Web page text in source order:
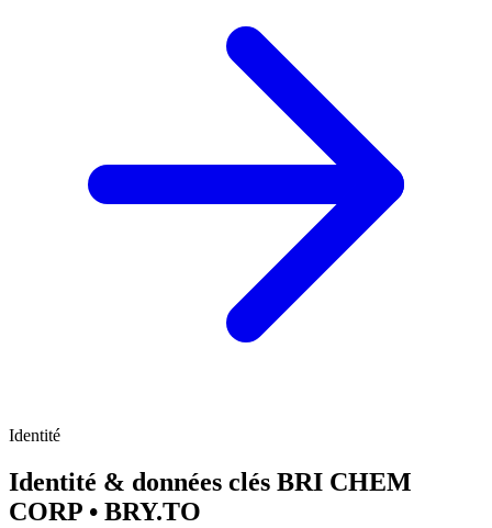
Identité
Identité & données clés BRI CHEM
CORP • BRY.TO